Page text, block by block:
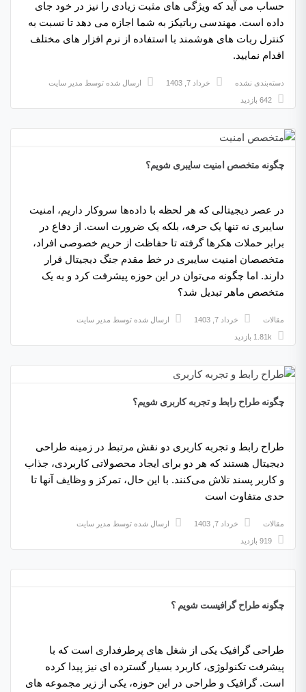
حساب می آید که ویژگی های مثبت زیادی را نیز در خود جای
داده است. مهندسی رباتیکز به شما اجازه می دهد تا نسبت به
کنترل ربات های هوشمند با استفاده از نرم افزار های مختلف
اقدام نمایید.
دسته‌بندی نشده خرداد 7, 1403 ارسال شده توسط مدیر سایت
چگونه متخصص امنیت سایبری شویم؟
در عصر دیجیتالی که هر لحظه با داده‌ها سروکار داریم، امنیت
سایبری نه تنها یک حرفه، بلکه یک ضرورت است. از دفاع در
برابر حملات هکرها گرفته تا حفاظت از حریم خصوصی افراد،
متخصصان امنیت سایبری در خط مقدم جنگ دیجیتال قرار
دارند. اما چگونه می‌توان در این حوزه پیشرفت کرد و به یک
متخصص ماهر تبدیل شد؟
مقالات خرداد 7, 1403 ارسال شده توسط مدیر سایت
چگونه طراح رابط و تجربه کاربری شویم؟
طراح رابط و تجربه کاربری دو نقش مرتبط در زمینه طراحی
دیجیتال هستند که هر دو برای ایجاد محصولاتی کاربردی، جذاب
و کاربر پسند تلاش می‌کنند. با این حال، تمرکز و وظایف آنها تا
حدی متفاوت است
مقالات خرداد 7, 1403 ارسال شده توسط مدیر سایت
چگونه طراح گرافیست شویم ؟
طراحی گرافیک یکی از شغل های پرطرفداری است که با
پیشرفت تکنولوژی، کاربرد بسیار گسترده ای نیز پیدا کرده
است. گرافیک و طراحی در این حوزه، یکی از زیر مجموعه های